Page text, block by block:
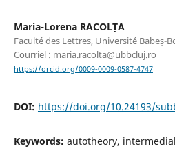
Maria-Lorena RACOLȚA
Faculté des Lettres, Université Babeș-
Courriel : maria.racolta@ubbcluj.ro
https://orcid.org/0009-0009-0587-4747
DOI: https://doi.org/10.24193/
Keywords: autotheory,